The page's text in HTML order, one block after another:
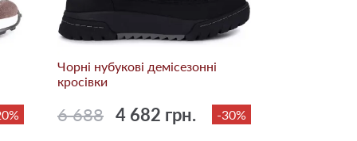
Чорні нубукові демісезонні
кросівки
6 688 4 682 грн. -30%